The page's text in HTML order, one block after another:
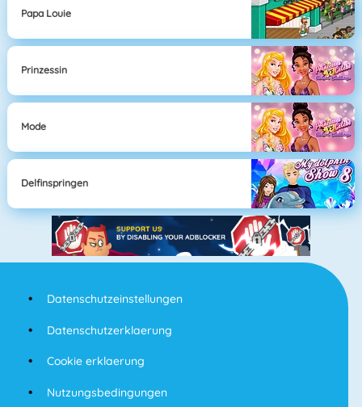
Papa Louie
Prinzessin
Mode
Delfinspringen
Datenschutzeinstellungen
Datenschutzerklaerung
Cookie erklaerung
Nutzungsbedingungen